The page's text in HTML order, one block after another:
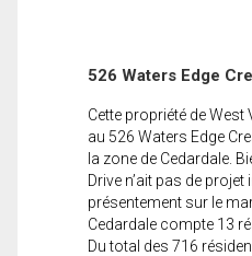
526 Waters Edge
Cette propriété de
au 526 Waters Edge
la zone de Cedardale.
Drive n’ait pas de
présentement sur le
Cedardale compte 13
Du total des 716